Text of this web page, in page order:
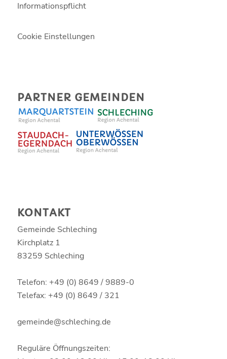
Informationspflicht
Cookie Einstellungen
PARTNER GEMEINDEN
KONTAKT
Gemeinde Schleching
Kirchplatz 1
83259 Schleching
Telefon: +49 (0) 8649 / 9889-0
Telefax: +49 (0) 8649 / 321
gemeinde@schleching.de
Reguläre Öffnungszeiten: